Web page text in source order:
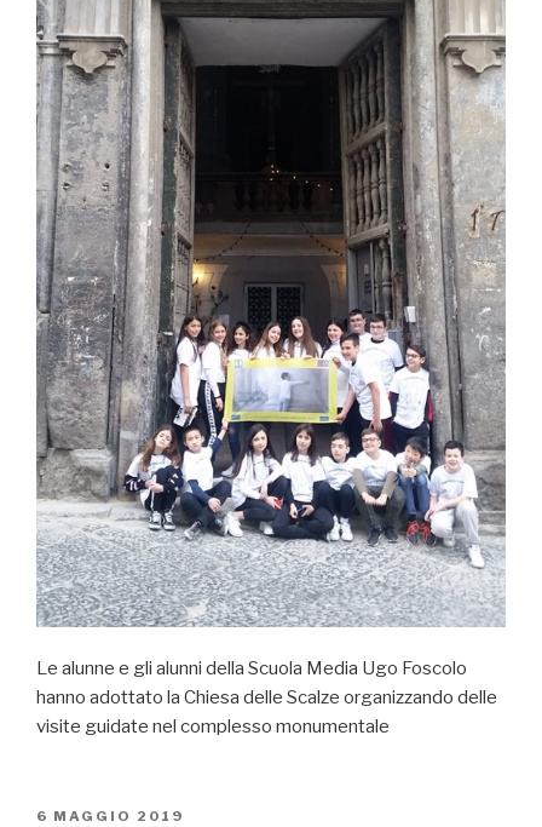
Le alunne e gli alunni della Scuola Media Ugo Foscolo
hanno adottato la Chiesa delle Scalze organizzando delle
visite guidate nel complesso monumentale
PUBBLICATO
6 MAGGIO 2019